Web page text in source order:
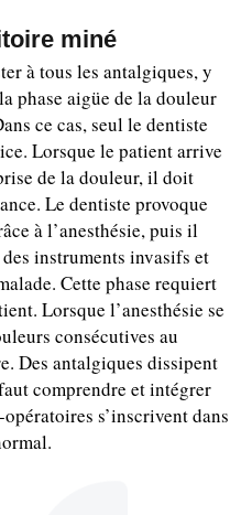
miné
à tous les antalgiques, y
phase aigüe de la douleur
ce cas, seul le dentiste
Lorsque le patient arrive
de la douleur, il doit
Le dentiste provoque
à l’anesthésie, puis il
instruments invasifs et
Cette phase requiert
Lorsque l’anesthésie se
consécutives au
Des antalgiques dissipent
comprendre et intégrer
s’inscrivent dans